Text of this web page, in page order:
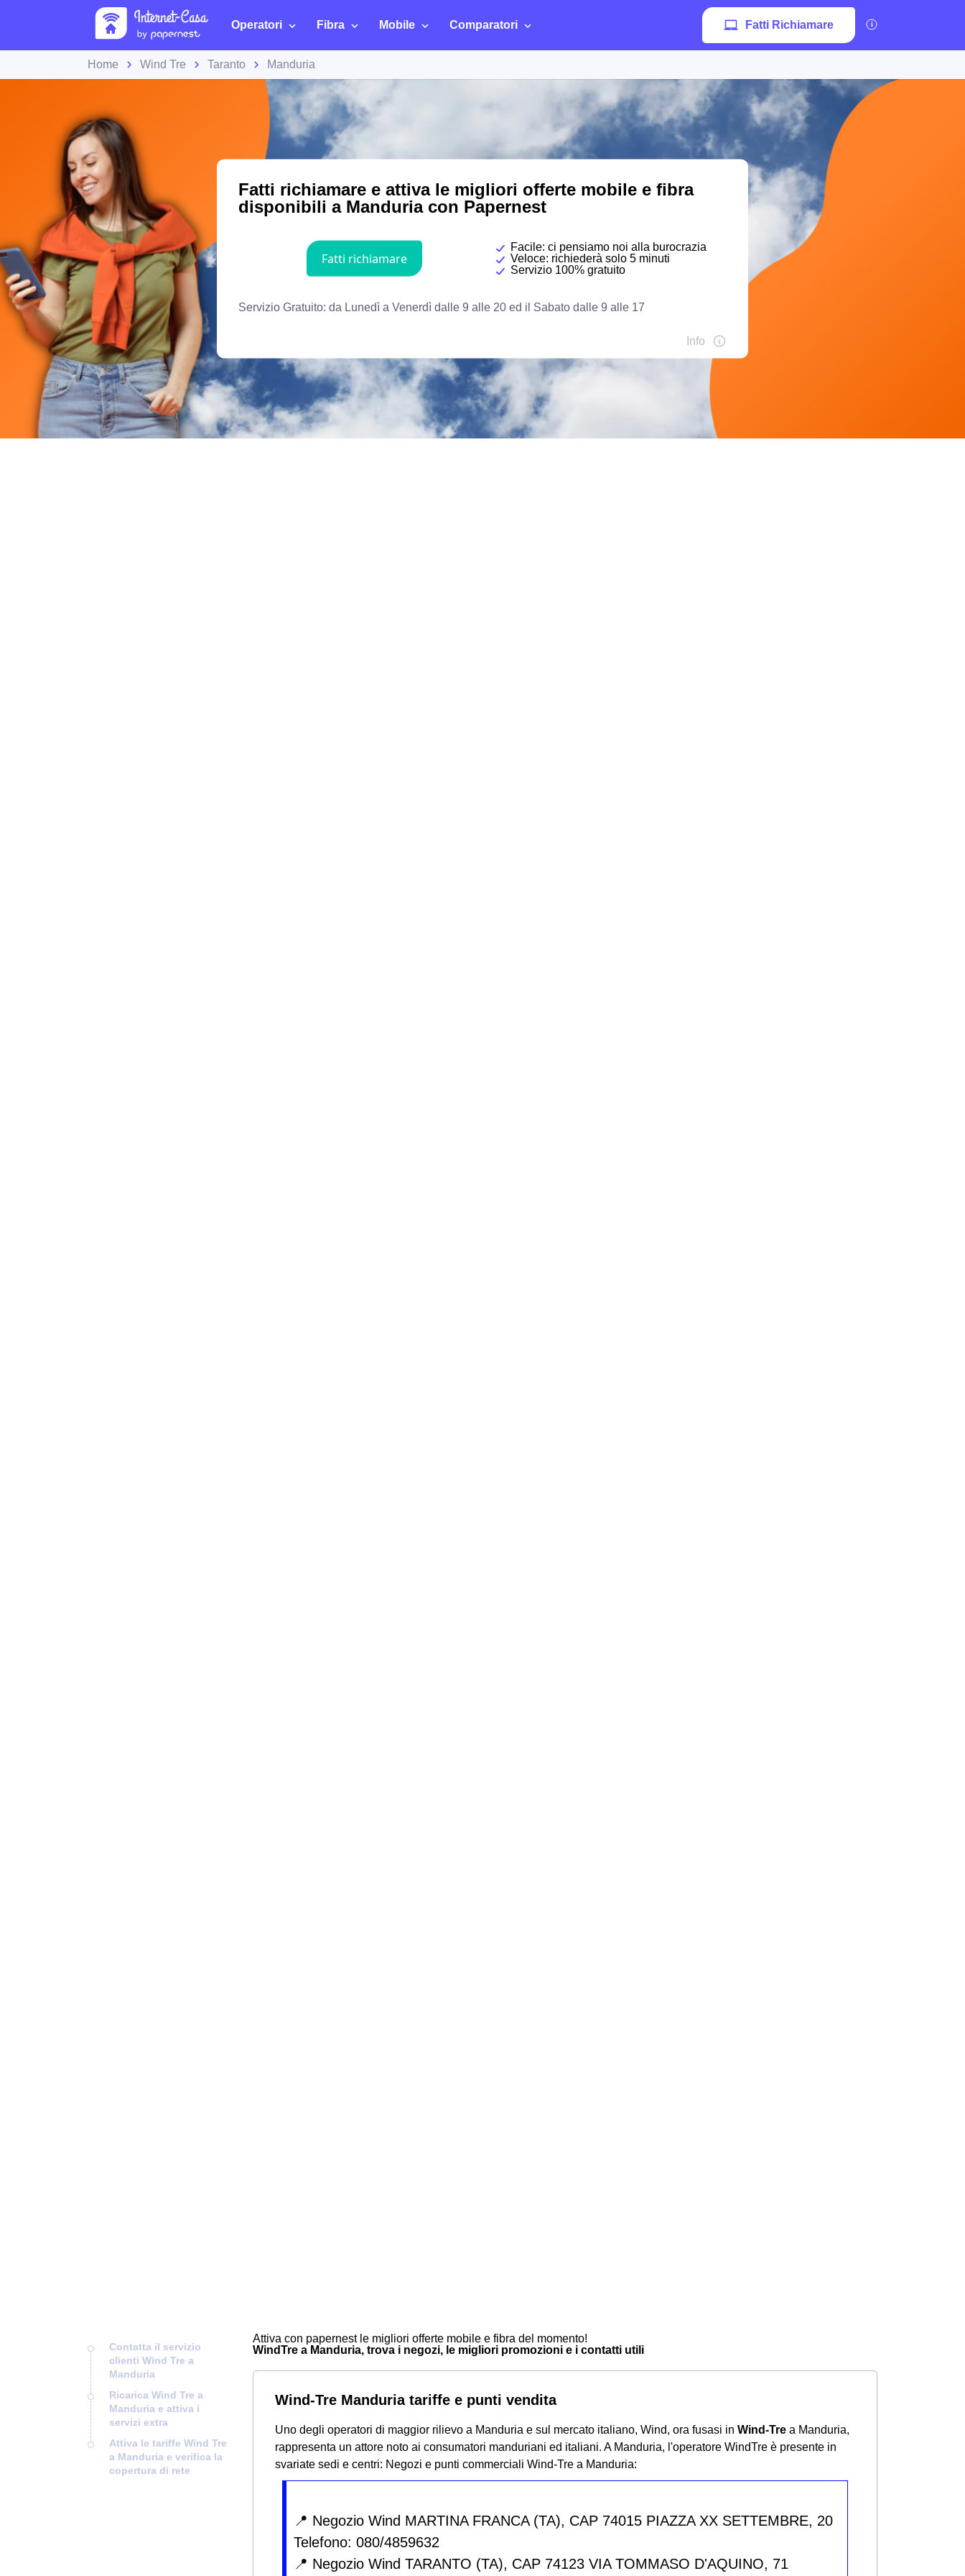
Operatori Fibra Mobile Comparatori Fatti Richiamare
Home Wind Tre Taranto Manduria
Contatta il servizio
clienti Wind Tre a
Manduria
Ricarica Wind Tre a
Manduria e attiva i
servizi extra
Attiva le tariffe Wind Tre
a Manduria e verifica la
copertura di rete
Attiva con papernest le migliori offerte mobile e fibra del momento!
WindTre a Manduria, trova i negozi, le migliori promozioni e i contatti utili
Wind-Tre Manduria tariffe e punti vendita
Uno degli operatori di maggior rilievo a Manduria e sul mercato italiano, Wind, ora fusasi in Wind-Tre a Manduria,
rappresenta un attore noto ai consumatori manduriani ed italiani. A Manduria, l'operatore WindTre è presente in
svariate sedi e centri: Negozi e punti commerciali Wind-Tre a Manduria:
📍 Negozio Wind MARTINA FRANCA (TA), CAP 74015 PIAZZA XX SETTEMBRE, 20
Telefono: 080/4859632
📍 Negozio Wind TARANTO (TA), CAP 74123 VIA TOMMASO D'AQUINO, 71